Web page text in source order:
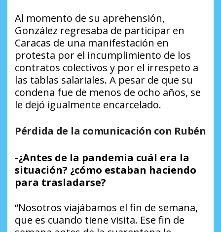
Al momento de su aprehensión,
González regresaba de participar en
Caracas de una manifestación en
protesta por el incumplimiento de los
contratos colectivos y por el irrespeto a
las tablas salariales. A pesar de que su
condena fue de menos de ocho años, se
le dejó igualmente encarcelado.
Pérdida de la comunicación con Rubén
-¿Antes de la pandemia cuál era la
situación? ¿cómo estaban haciendo
para trasladarse?
“Nosotros viajábamos el fin de semana,
que es cuando tiene visita. Ese fin de